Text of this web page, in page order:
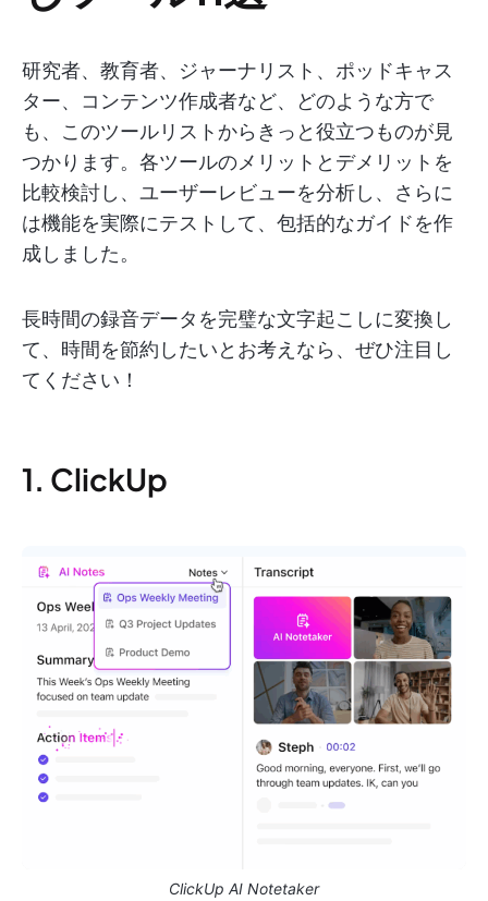
研究者、教育者、ジャーナリスト、ポッドキャス
ター、コンテンツ作成者など、どのような方で
も、このツールリストからきっと役立つものが見
つかります。各ツールのメリットとデメリットを
比較検討し、ユーザーレビューを分析し、さらに
は機能を実際にテストして、包括的なガイドを作
成しました。
長時間の録音データを完璧な文字起こしに変換し
て、時間を節約したいとお考えなら、ぜひ注目し
てください！
1. ClickUp
ClickUp AI Notetaker